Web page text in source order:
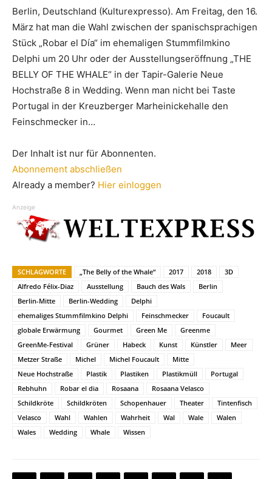
Berlin, Deutschland (Kulturexpresso). Am Freitag, den 16.
März hat man die Wahl zwischen der spanischsprachigen
Stück „Robar el Día“ im ehemaligen Stummfilmkino
Delphi um 20 Uhr oder der Ausstellungseröffnung „THE
BELLY OF THE WHALE“ in der Tapir-Galerie Neue
Hochstraße 8 in Wedding. Wenn man nicht bei Taste
Portugal in der Kreuzberger Marheinickehalle den
Feinschmecker in…
Der Inhalt ist nur für Abonnenten.
Abonnement abschließen
Already a member? Hier einloggen
Anzeige
SCHLAGWORTE „The Belly of the Whale“ 2017 2018
3D
Alfredo Félix-Diaz
Ausstellung Bauch des Wals
Berlin
Berlin-Mitte
Berlin-Wedding
Delphi
ehemaliges Stummfilmkino Delphi
Feinschmecker
Foucault
globale Erwärmung
Gourmet Green Me
Greenme
GreenMe-Festival
Grüner Habeck Kunst Künstler
Meer
Metzer Straße
Michel Michel Foucault
Mitte
Neue Hochstraße
Plastik Plastiken Plastikmüll
Portugal
Rebhuhn
Robar el dia Rosaana
Rosaana Velasco
Schildkröte
Schildkröten Schopenhauer Theater
Tintenfisch
Velasco
Wahl Wahlen Wahrheit Wal Wale
Walen
Wales
Wedding Whale Wissen